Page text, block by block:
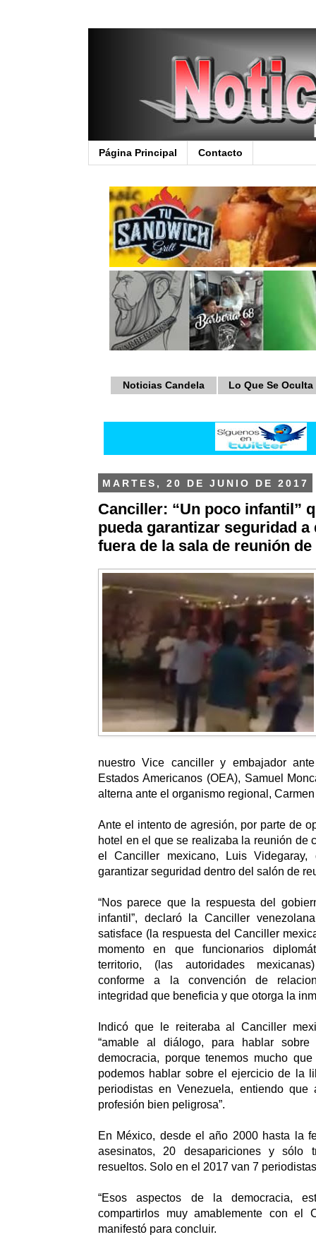
Página Principal Contacto
Noticias Candela Lo Que Se Oculta
MARTES, 20 DE JUNIO DE 2017
Canciller: “Un poco infantil”
pueda garantizar seguridad
fuera de la sala de reunión de
nuestro Vice canciller y embajador
Estados Americanos (OEA), Samuel
alterna ante el organismo regional,
Ante el intento de agresión, por parte de
hotel en el que se realizaba la reunión de
el Canciller mexicano, Luis
garantizar seguridad dentro del salón de
“Nos parece que la respuesta del
infantil”, declaró la Canciller
satisface (la respuesta del Canciller
momento en que funcionarios
territorio, (las autoridades
conforme a la convención de
integridad que beneficia y que otorga la
Indicó que le reiteraba al Canciller
“amable al diálogo, para hablar
democracia, porque tenemos mucho
podemos hablar sobre el ejercicio de la
periodistas en Venezuela, entiendo
profesión bien peligrosa”.
En México, desde el año 2000 hasta la
asesinatos, 20 desapariciones y sólo
resueltos. Solo en el 2017 van 7
“Esos aspectos de la democracia,
compartirlos muy amablemente con el
manifestó para concluir.